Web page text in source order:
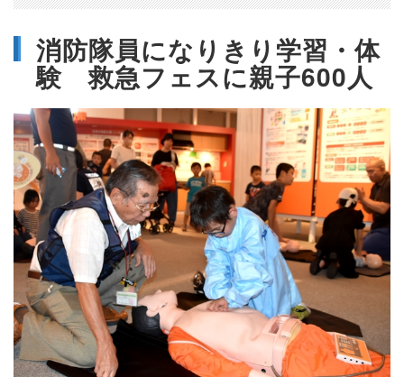
消防隊員になりきり学習・体
験 救急フェスに親子600人